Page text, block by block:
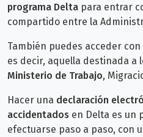
programa Delta para entrar
compartido entre la
También puedes acceder
es decir, aquella destinada a
Ministerio de Trabajo,
Hacer una declaración
accidentados en Delta es un
efectuarse paso a paso, con